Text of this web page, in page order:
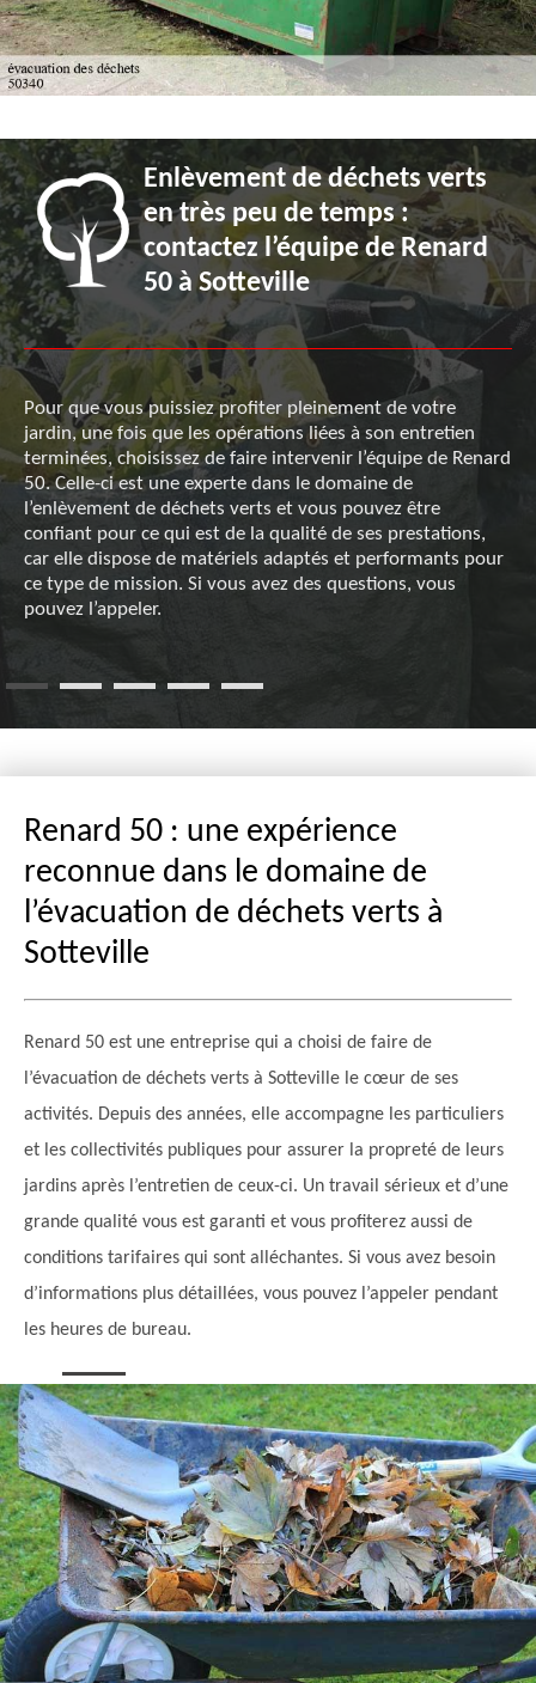
Enlèvement de déchets verts
en très peu de temps :
contactez l’équipe de Renard
50 à Sotteville
Pour que vous puissiez profiter pleinement de votre
jardin, une fois que les opérations liées à son entretien
terminées, choisissez de faire intervenir l’équipe de Renard
50. Celle-ci est une experte dans le domaine de
l’enlèvement de déchets verts et vous pouvez être
confiant pour ce qui est de la qualité de ses prestations,
car elle dispose de matériels adaptés et performants pour
ce type de mission. Si vous avez des questions, vous
pouvez l’appeler.
Renard 50 : une expérience
reconnue dans le domaine de
l’évacuation de déchets verts à
Sotteville
Renard 50 est une entreprise qui a choisi de faire de
l’évacuation de déchets verts à Sotteville le cœur de ses
activités. Depuis des années, elle accompagne les particuliers
et les collectivités publiques pour assurer la propreté de leurs
jardins après l’entretien de ceux-ci. Un travail sérieux et d’une
grande qualité vous est garanti et vous profiterez aussi de
conditions tarifaires qui sont alléchantes. Si vous avez besoin
d’informations plus détaillées, vous pouvez l’appeler pendant
les heures de bureau.